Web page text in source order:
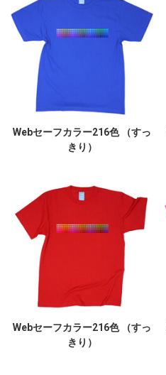
Webセーフカラー216色 （すっ
きり）
Webセーフカラー216色 （すっ
きり）